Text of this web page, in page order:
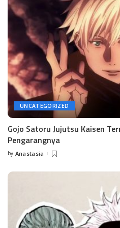
UNCATEGORIZED
Gojo Satoru Jujutsu Kaisen
Pengarangnya
Posted
by Anastasia